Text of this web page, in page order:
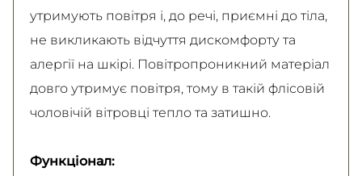
утримують повітря і, до речі, приємні до тіла,
не викликають відчуття дискомфорту та
алергії на шкірі. Повітропроникний матеріал
довго утримує повітря, тому в такій флісовій
чоловічій вітровці тепло та затишно.
Функціонал: